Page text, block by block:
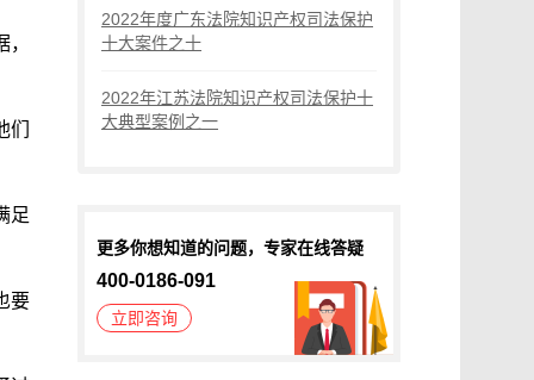
足
要
2022年度广东法院知识产权司法保护
十大案件之十
2022年江苏法院知识产权司法保护十
大典型案例之一
更多你想知道的问题，专家在线答疑
400-0186-091
立即咨询